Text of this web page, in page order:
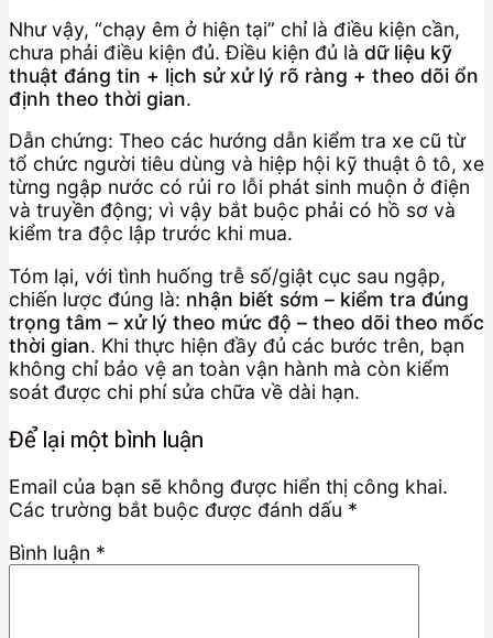
Như vậy, “chạy êm ở hiện tại” chỉ là điều kiện cần,
chưa phải điều kiện đủ. Điều kiện đủ là dữ liệu kỹ
thuật đáng tin + lịch sử xử lý rõ ràng + theo dõi ổn
định theo thời gian.
Dẫn chứng: Theo các hướng dẫn kiểm tra xe cũ từ
tổ chức người tiêu dùng và hiệp hội kỹ thuật ô tô, xe
từng ngập nước có rủi ro lỗi phát sinh muộn ở điện
và truyền động; vì vậy bắt buộc phải có hồ sơ và
kiểm tra độc lập trước khi mua.
Tóm lại, với tình huống trễ số/giật cục sau ngập,
chiến lược đúng là: nhận biết sớm – kiểm tra đúng
trọng tâm – xử lý theo mức độ – theo dõi theo mốc
thời gian. Khi thực hiện đầy đủ các bước trên, bạn
không chỉ bảo vệ an toàn vận hành mà còn kiểm
soát được chi phí sửa chữa về dài hạn.
Để lại một bình luận
Email của bạn sẽ không được hiển thị công khai.
Các trường bắt buộc được đánh dấu *
Bình luận *